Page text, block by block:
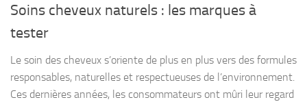
Soins cheveux naturels : les marques à
tester
Le soin des cheveux s’oriente de plus en plus vers des formules
responsables, naturelles et respectueuses de l’environnement.
Ces dernières années, les consommateurs ont mûri leur regard